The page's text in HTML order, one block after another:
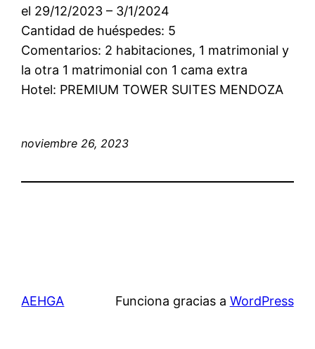
el 29/12/2023 – 3/1/2024
Cantidad de huéspedes: 5
Comentarios: 2 habitaciones, 1 matrimonial y
la otra 1 matrimonial con 1 cama extra
Hotel: PREMIUM TOWER SUITES MENDOZA
noviembre 26, 2023
AEHGA Funciona gracias a WordPress